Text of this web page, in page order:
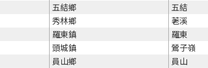
五結鄉
五結
秀林鄉
荖溪
羅東鎮
羅東
頭城鎮
鶯子嶺
員山鄉
員山